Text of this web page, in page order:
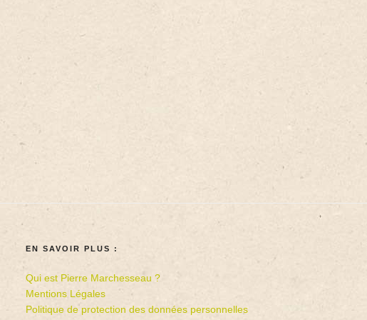
EN SAVOIR PLUS :
Qui est Pierre Marchesseau ?
Mentions Légales
Politique de protection des données personnelles